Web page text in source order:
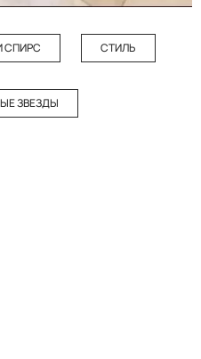
СПИРС СТИЛЬ
ЗВЕЗДЫ